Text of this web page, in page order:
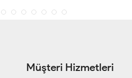
Müşteri Hizmetleri